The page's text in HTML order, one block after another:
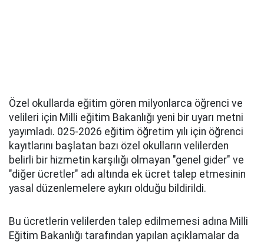
Özel okullarda eğitim gören milyonlarca öğrenci ve
velileri için Milli eğitim Bakanlığı yeni bir uyarı metni
yayımladı. 025-2026 eğitim öğretim yılı için öğrenci
kayıtlarını başlatan bazı özel okulların velilerden
belirli bir hizmetin karşılığı olmayan "genel gider" ve
"diğer ücretler" adı altında ek ücret talep etmesinin
yasal düzenlemelere aykırı olduğu bildirildi.
Bu ücretlerin velilerden talep edilmemesi adına Milli
Eğitim Bakanlığı tarafından yapılan açıklamalar da